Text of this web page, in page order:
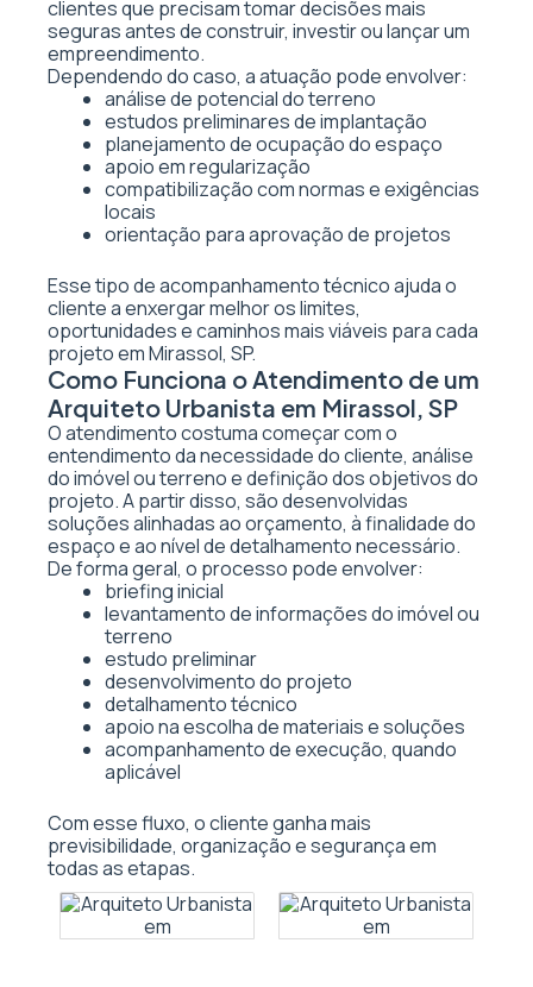
clientes que precisam tomar decisões mais
seguras antes de construir, investir ou lançar um
empreendimento.
Dependendo do caso, a atuação pode envolver:
análise de potencial do terreno
estudos preliminares de implantação
planejamento de ocupação do espaço
apoio em regularização
compatibilização com normas e exigências
locais
orientação para aprovação de projetos
Esse tipo de acompanhamento técnico ajuda o
cliente a enxergar melhor os limites,
oportunidades e caminhos mais viáveis para cada
projeto em Mirassol, SP.
Como Funciona o Atendimento de um
Arquiteto Urbanista em Mirassol, SP
O atendimento costuma começar com o
entendimento da necessidade do cliente, análise
do imóvel ou terreno e definição dos objetivos do
projeto. A partir disso, são desenvolvidas
soluções alinhadas ao orçamento, à finalidade do
espaço e ao nível de detalhamento necessário.
De forma geral, o processo pode envolver:
briefing inicial
levantamento de informações do imóvel ou
terreno
estudo preliminar
desenvolvimento do projeto
detalhamento técnico
apoio na escolha de materiais e soluções
acompanhamento de execução, quando
aplicável
Com esse fluxo, o cliente ganha mais
previsibilidade, organização e segurança em
todas as etapas.